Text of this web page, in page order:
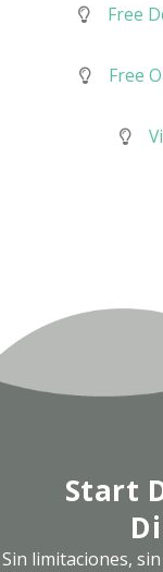
Free
Free
Start
Sin limitaciones,